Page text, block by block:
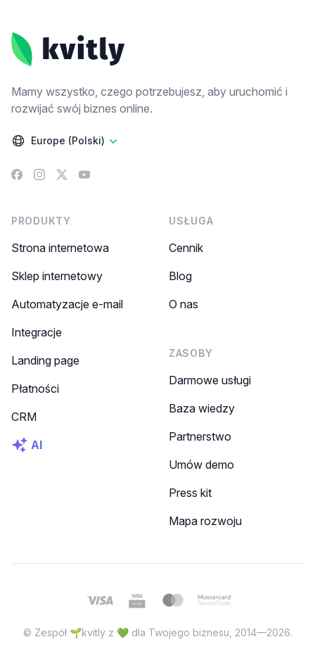
Mamy wszystko, czego potrzebujesz, aby uruchomić i
rozwijać swój biznes online.
Europe (Polski)
Facebook
Instagram
X YouTube
PRODUKTY
Strona internetowa
Sklep internetowy
Automatyzacje e-mail
Integracje
Landing page
Płatności
CRM
AI
USŁUGA
Cennik
Blog
O nas
ZASOBY
Darmowe usługi
Baza wiedzy
Partnerstwo
Umów demo
Press kit
Mapa rozwoju
© Zespół 🌱kvitly z 💚 dla Twojego biznesu, 2014—2026.